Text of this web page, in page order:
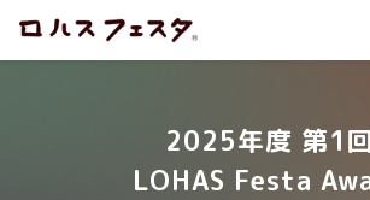
2025年度 第1回
LOHAS Festa